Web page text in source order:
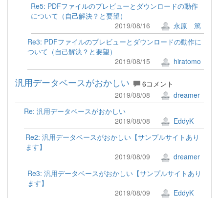
Re5: PDFファイルのプレビューとダウンロードの動作
について（自己解決？と要望）
2019/08/16
永原 篤
Re3: PDFファイルのプレビューとダウンロードの動作に
ついて（自己解決？と要望）
2019/08/15
hiratomo
汎用データベースがおかしい
6コメント
2019/08/08
dreamer
Re: 汎用データベースがおかしい
2019/08/08
EddyK
Re2: 汎用データベースがおかしい【サンプルサイトあり
ます】
2019/08/09
dreamer
Re3: 汎用データベースがおかしい【サンプルサイトあり
ます】
2019/08/09
EddyK